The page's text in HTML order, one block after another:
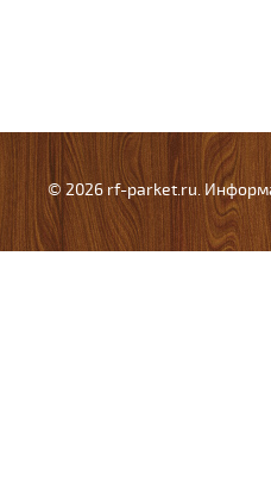
© 2026 rf-parket.ru.